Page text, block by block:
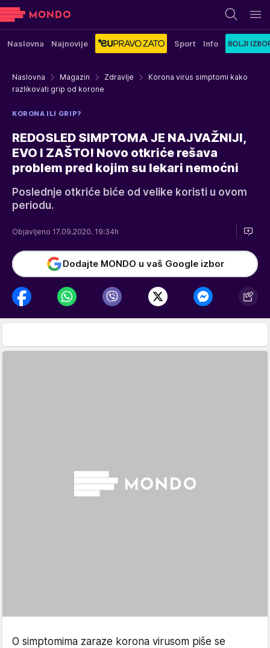
Naslovna Najnovije Sport Info
Naslovna Magazin Zdravlje
Korona virus simptomi kako
razlikovati grip od korone
KORONA ILI GRIP?
REDOSLED SIMPTOMA JE NAJVAŽNIJI,
EVO I ZAŠTO! Novo otkriće rešava
problem pred kojim su lekari nemoćni
Poslednje otkriće biće od velike koristi u ovom
periodu.
Objavljeno 17.09.2020. 19:34h
Dodajte MONDO u vaš Google izbor
O simptomima zaraze korona virusom piše se